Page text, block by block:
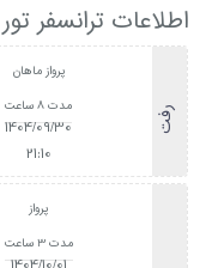
اطلاعات ترانسفر تور
رفت
پرواز ماهان
مدت 8 ساعت
1404/09/30
21:10
پرواز
مدت 3 ساعت